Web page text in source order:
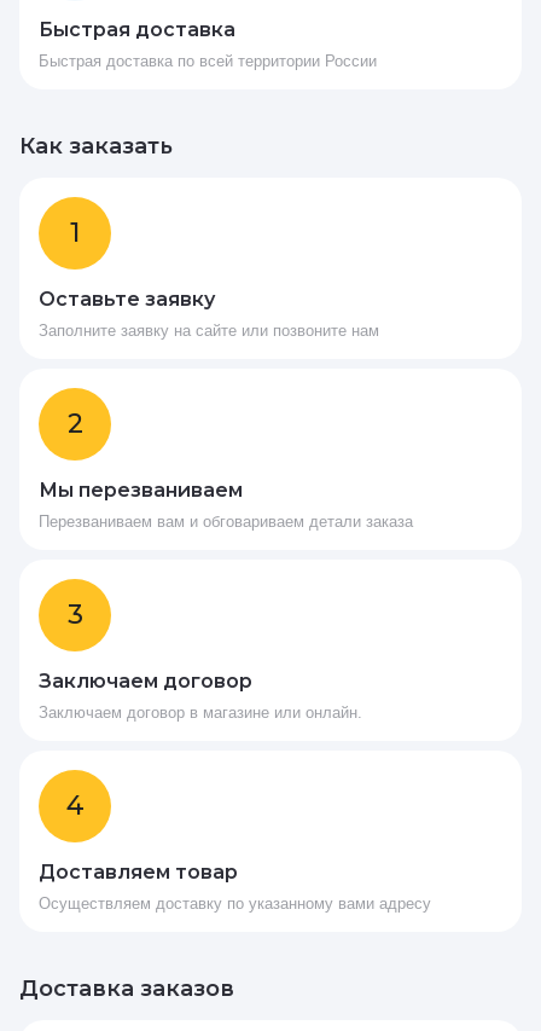
Быстрая доставка
Быстрая доставка по всей территории России
Как заказать
1
Оставьте заявку
Заполните заявку на сайте или позвоните нам
2
Мы перезваниваем
Перезваниваем вам и обговариваем детали заказа
3
Заключаем договор
Заключаем договор в магазине или онлайн.
4
Доставляем товар
Осуществляем доставку по указанному вами адресу
Доставка заказов